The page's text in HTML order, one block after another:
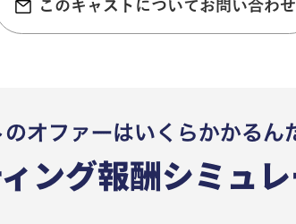
このキャストについてお問い合わせ